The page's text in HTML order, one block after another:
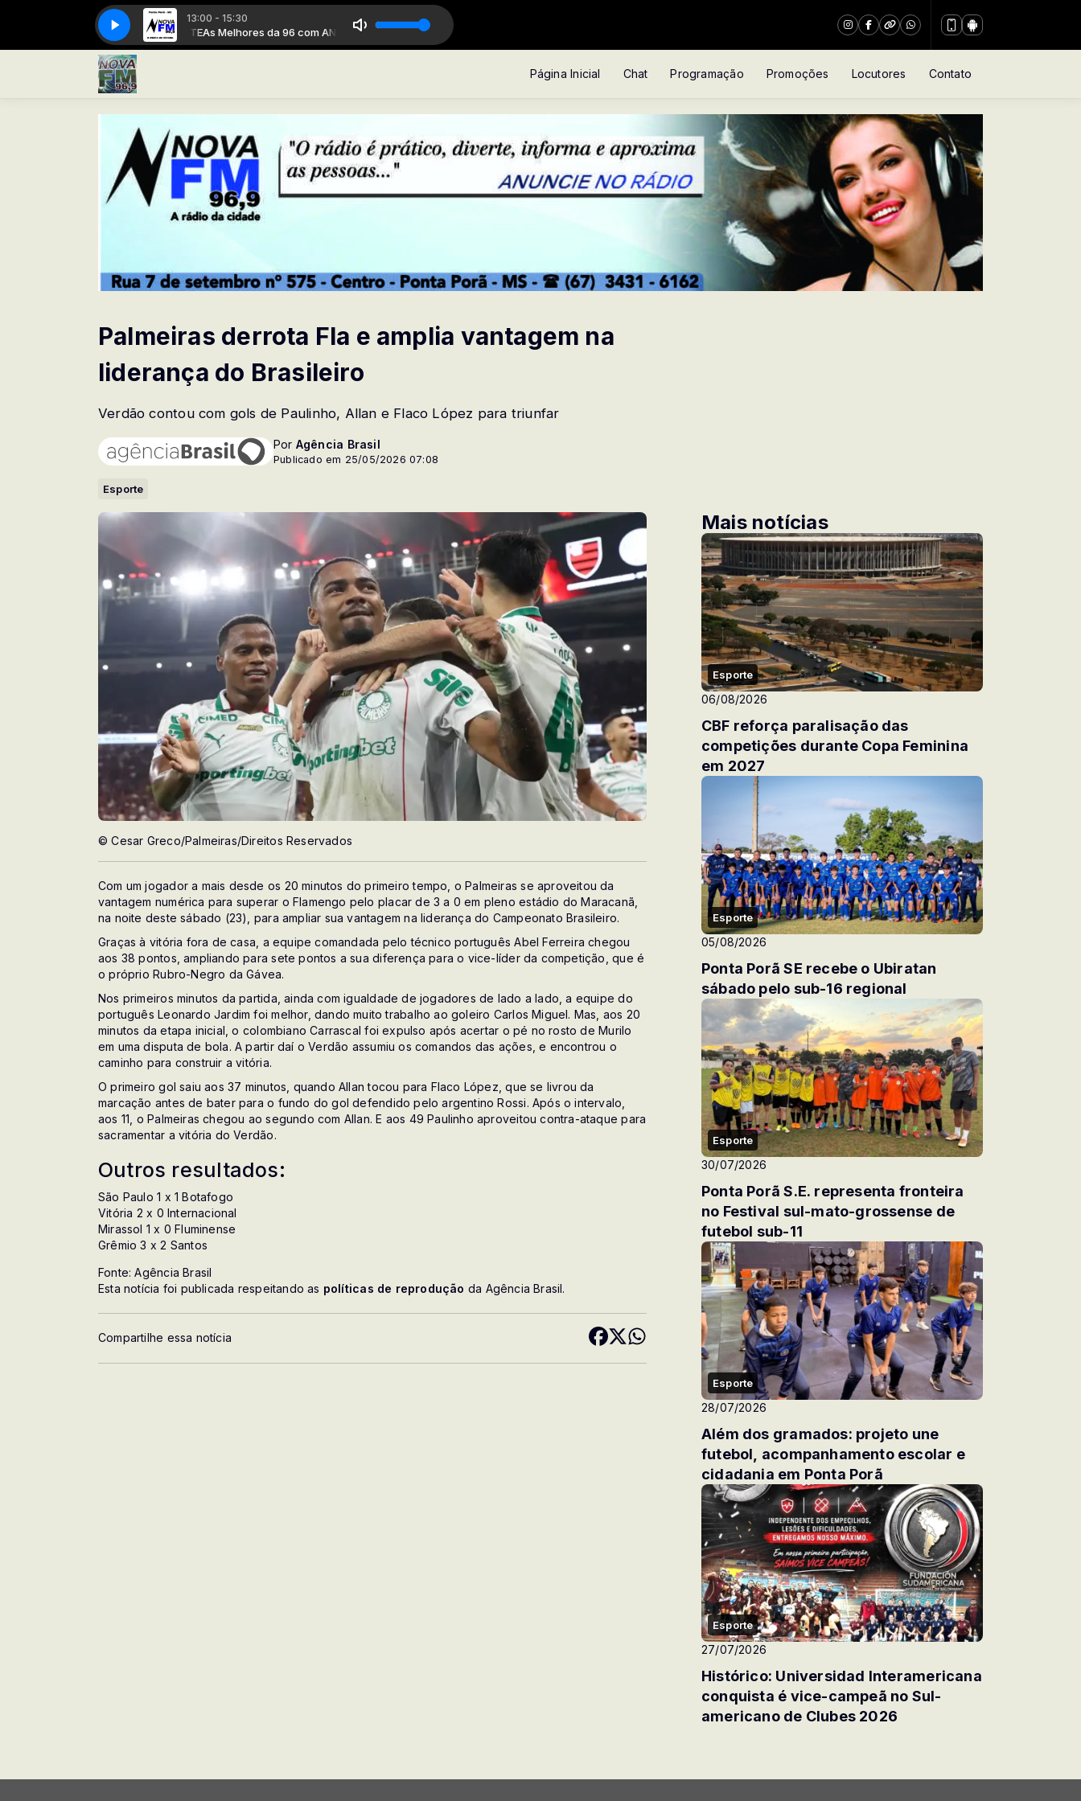
13:00 - 15:30
da 96 com ANDRÉ CAVALCANTEAs Melhores da 96 com ANDRÉ CAVALCANTE
Página Inicial Chat Programação Promoções Locutores Contato
Palmeiras derrota Fla e amplia vantagem na
liderança do Brasileiro
Verdão contou com gols de Paulinho, Allan e Flaco López para triunfar
Por Agência Brasil
Publicado em 25/05/2026 07:08
Esporte
© Cesar Greco/Palmeiras/Direitos Reservados
Com um jogador a mais desde os 20 minutos do primeiro tempo, o Palmeiras se aproveitou da
vantagem numérica para superar o Flamengo pelo placar de 3 a 0 em pleno estádio do Maracanã,
na noite deste sábado (23), para ampliar sua vantagem na liderança do Campeonato Brasileiro.
Graças à vitória fora de casa, a equipe comandada pelo técnico português Abel Ferreira chegou
aos 38 pontos, ampliando para sete pontos a sua diferença para o vice-líder da competição, que é
o próprio Rubro-Negro da Gávea.
Nos primeiros minutos da partida, ainda com igualdade de jogadores de lado a lado, a equipe do
português Leonardo Jardim foi melhor, dando muito trabalho ao goleiro Carlos Miguel. Mas, aos 20
minutos da etapa inicial, o colombiano Carrascal foi expulso após acertar o pé no rosto de Murilo
em uma disputa de bola. A partir daí o Verdão assumiu os comandos das ações, e encontrou o
caminho para construir a vitória.
O primeiro gol saiu aos 37 minutos, quando Allan tocou para Flaco López, que se livrou da
marcação antes de bater para o fundo do gol defendido pelo argentino Rossi. Após o intervalo,
aos 11, o Palmeiras chegou ao segundo com Allan. E aos 49 Paulinho aproveitou contra-ataque para
sacramentar a vitória do Verdão.
Outros resultados:
São Paulo 1 x 1 Botafogo
Vitória 2 x 0 Internacional
Mirassol 1 x 0 Fluminense
Grêmio 3 x 2 Santos
Fonte: Agência Brasil
Esta notícia foi publicada respeitando as políticas de reprodução da Agência Brasil.
Compartilhe essa notícia
Mais notícias
Esporte
06/08/2026
CBF reforça paralisação das
competições durante Copa Feminina
em 2027
Esporte
05/08/2026
Ponta Porã SE recebe o Ubiratan
sábado pelo sub-16 regional
Esporte
30/07/2026
Ponta Porã S.E. representa fronteira
no Festival sul-mato-grossense de
futebol sub-11
Esporte
28/07/2026
Além dos gramados: projeto une
futebol, acompanhamento escolar e
cidadania em Ponta Porã
Esporte
27/07/2026
Histórico: Universidad Interamericana
conquista é vice-campeã no Sul-
americano de Clubes 2026